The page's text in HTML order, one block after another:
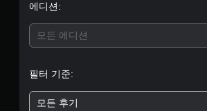
에디션:
모든 에디션
필터 기준:
모든 후기